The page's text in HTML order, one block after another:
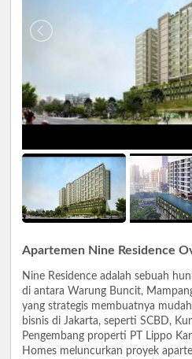
Apartemen Nine Residence
Nine Residence adalah sebuah
di antara Warung Buncit,
yang strategis membuatnya
bisnis di Jakarta, seperti SCBD,
Pengembang properti PT Lippo
Homes meluncurkan proyek